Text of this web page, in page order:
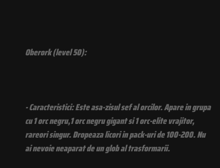
Oberork (level 50):
- Caracteristici: Este asa-zisul sef al orcilor. Apare in grupa
cu 1 orc negru,1 orc negru gigant si 1 orc-elite vrajitor,
rareori singur. Dropeaza licori in pack-uri de 100-200. Nu
ai nevoie neaparat de un glob al trasformarii.